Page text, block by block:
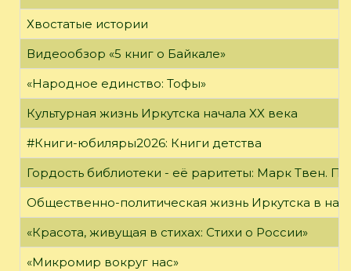
Хвостатые истории
Видеообзор «5 книг о Байкале»
«Народное единство: Тофы»
Культурная жизнь Иркутска начала XX века
#Книги-юбиляры2026: Книги детства
Гордость библиотеки - её раритеты: Марк Твен.
Общественно-политическая жизнь Иркутска в
«Красота, живущая в стихах: Стихи о России»
«Микромир вокруг нас»